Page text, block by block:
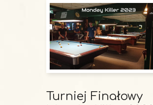
Turniej Finałowy